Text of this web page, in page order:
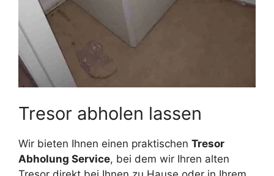
Tresor abholen lassen
Wir bieten Ihnen einen praktischen Tresor
Abholung Service, bei dem wir Ihren alten